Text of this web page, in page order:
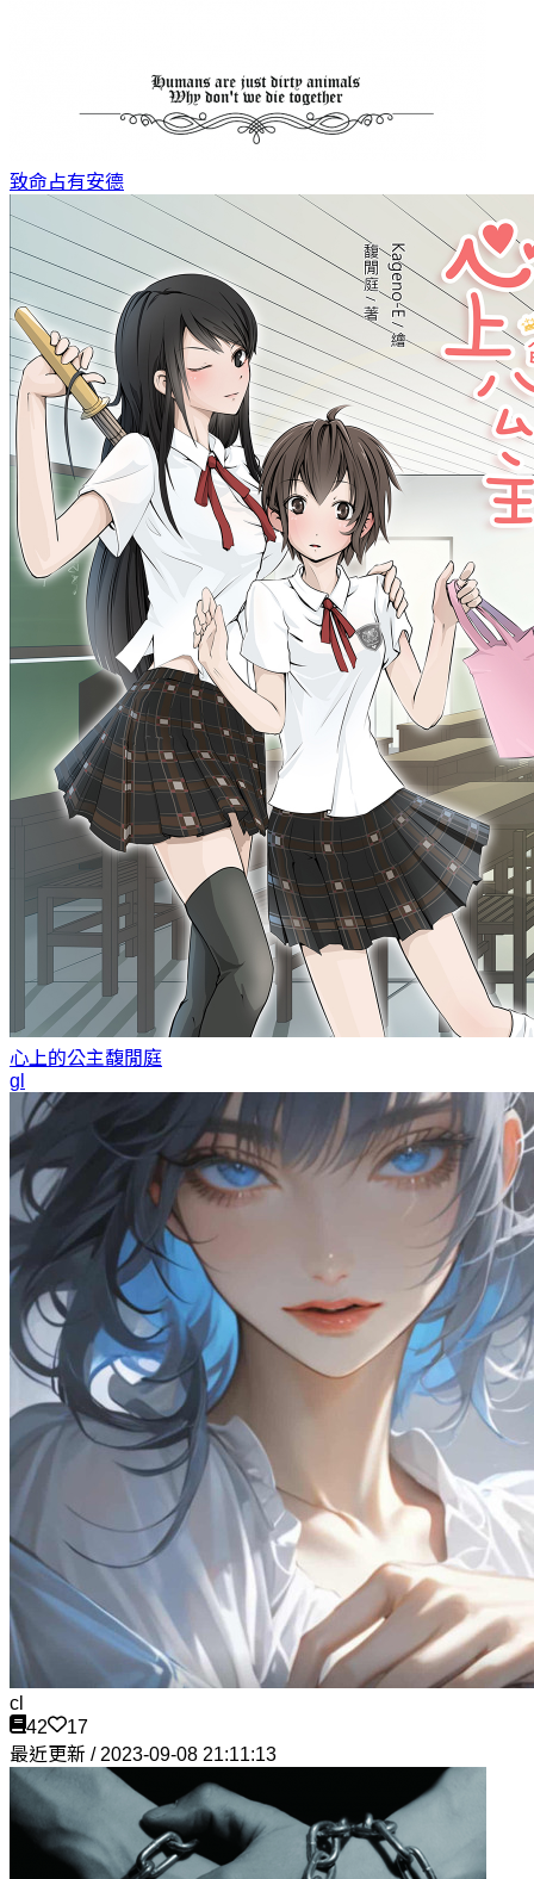
致命占有安德
心上的公主馥閒庭
gl
cl
42
17
最近更新 / 2023-09-08 21:11:13